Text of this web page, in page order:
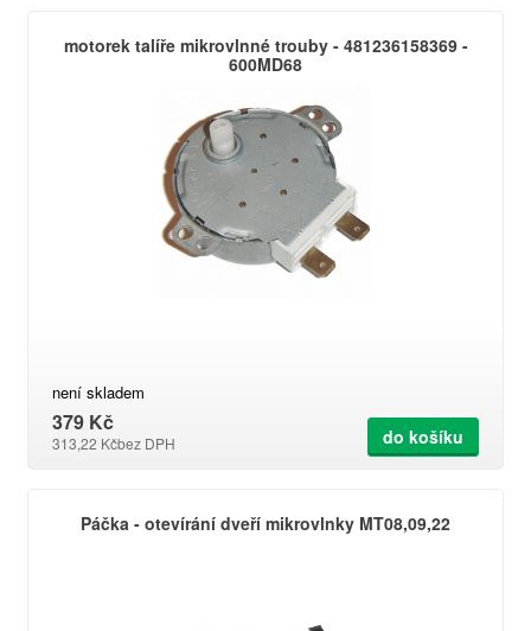
motorek talíře mikrovlnné trouby - 481236158369 -
600MD68
není skladem
379 Kč
313,22 Kčbez DPH do košíku
Páčka - otevírání dveří mikrovlnky MT08,09,22